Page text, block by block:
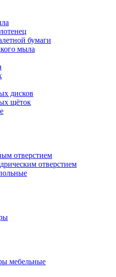
бумаги
мыла
дисков
щёток
отверстием
отверстием
мебельные